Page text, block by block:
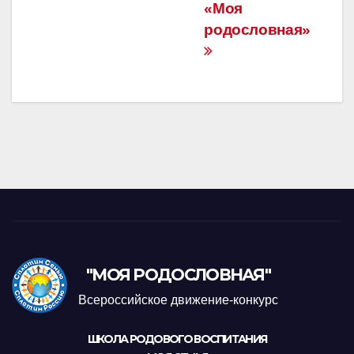
«Моя
родословная»
"МОЯ РОДОСЛОВНАЯ"
Всероссийское движение-конкурс
ШКОЛА РОДОВОГО ВОСПИТАНИЯ